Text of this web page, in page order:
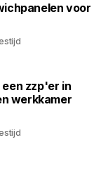
voor
zzp'er in
werkkamer